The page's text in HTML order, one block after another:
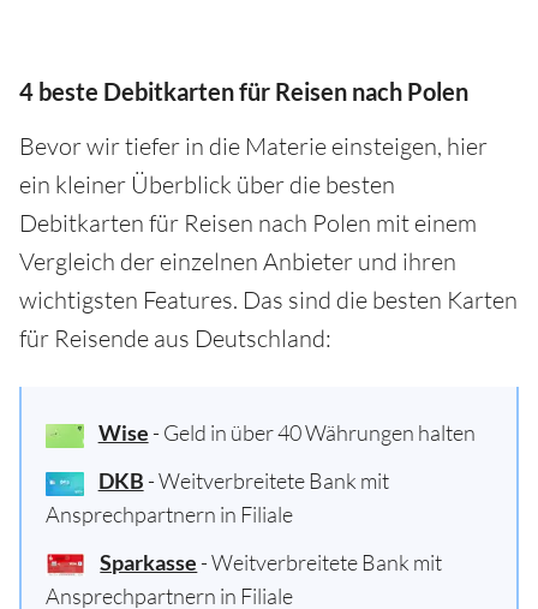
4 beste Debitkarten für Reisen nach Polen
Bevor wir tiefer in die Materie einsteigen, hier
ein kleiner Überblick über die besten
Debitkarten für Reisen nach Polen mit einem
Vergleich der einzelnen Anbieter und ihren
wichtigsten Features. Das sind die besten Karten
für Reisende aus Deutschland:
Wise - Geld in über 40 Währungen halten
DKB - Weitverbreitete Bank mit
Ansprechpartnern in Filiale
Sparkasse - Weitverbreitete Bank mit
Ansprechpartnern in Filiale